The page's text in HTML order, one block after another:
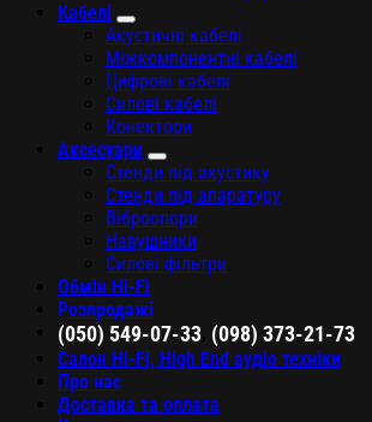
Кабелі
Акустичні кабелі
Міжкомпонентні кабелі
Цифрові кабелі
Силові кабелі
Конектори
Аксесуари
Стенди під акустику
Стенди під апаратуру
Віброопори
Навушники
Силові фільтри
Обмін Hi-Fi
Розпродажі
(050) 549-07-33 (098) 373-21-73
Салон Hi-Fi, High End аудіо техніки
Про нас
Доставка та оплата